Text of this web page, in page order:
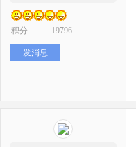
积分 19796
发消息